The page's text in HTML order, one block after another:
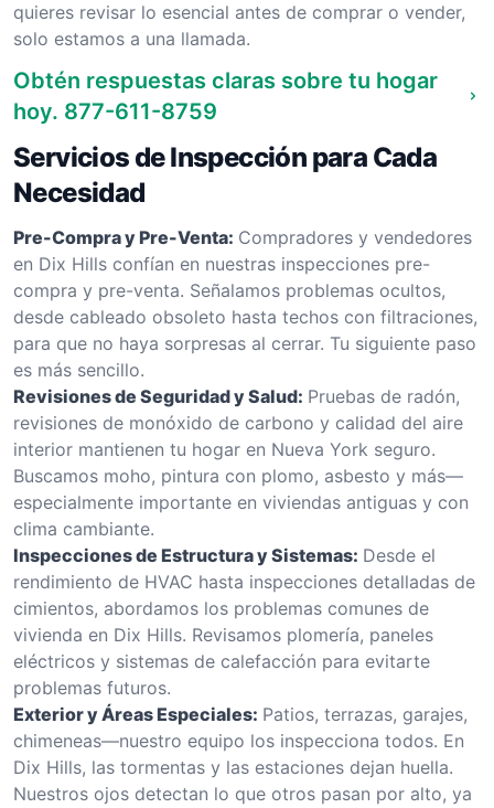
quieres revisar lo esencial antes de comprar o vender,
solo estamos a una llamada.
Obtén respuestas claras sobre tu hogar
hoy. 877-611-8759
Servicios de Inspección para Cada
Necesidad
Pre-Compra y Pre-Venta: Compradores y vendedores
en Dix Hills confían en nuestras inspecciones pre-
compra y pre-venta. Señalamos problemas ocultos,
desde cableado obsoleto hasta techos con filtraciones,
para que no haya sorpresas al cerrar. Tu siguiente paso
es más sencillo.
Revisiones de Seguridad y Salud: Pruebas de radón,
revisiones de monóxido de carbono y calidad del aire
interior mantienen tu hogar en Nueva York seguro.
Buscamos moho, pintura con plomo, asbesto y más—
especialmente importante en viviendas antiguas y con
clima cambiante.
Inspecciones de Estructura y Sistemas: Desde el
rendimiento de HVAC hasta inspecciones detalladas de
cimientos, abordamos los problemas comunes de
vivienda en Dix Hills. Revisamos plomería, paneles
eléctricos y sistemas de calefacción para evitarte
problemas futuros.
Exterior y Áreas Especiales: Patios, terrazas, garajes,
chimeneas—nuestro equipo los inspecciona todos. En
Dix Hills, las tormentas y las estaciones dejan huella.
Nuestros ojos detectan lo que otros pasan por alto, ya